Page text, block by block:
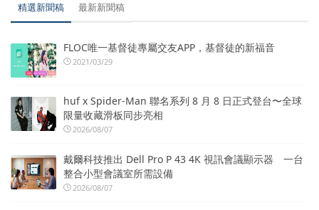
精選新聞稿 最新新聞稿
FLOC唯一基督徒專屬交友APP，基督徒的新福音
2021/03/29
huf x Spider-Man 聯名系列 8 月 8 日正式登台〜全球
限量收藏滑板同步亮相
2026/08/07
戴爾科技推出 Dell Pro P 43 4K 視訊會議顯示器 一台
整合小型會議室所需設備
2026/08/07